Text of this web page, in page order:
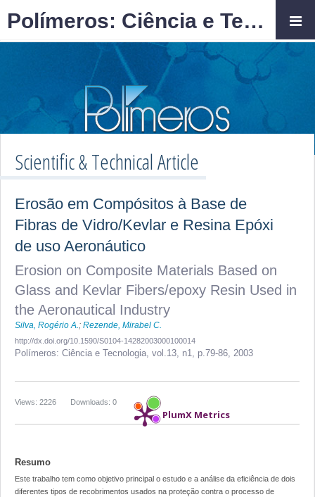
Scientific & Technical Article
Erosão em Compósitos à Base de
Fibras de Vidro/Kevlar e Resina Epóxi
de uso Aeronáutico
Erosion on Composite Materials Based on
Glass and Kevlar Fibers/epoxy Resin Used in
the Aeronautical Industry
Silva, Rogério A.; Rezende, Mirabel C.
http://dx.doi.org/10.1590/S0104-14282003000100014
Polímeros: Ciência e Tecnologia, vol.13, n1, p.79-86, 2003
PlumX Metrics
Downloads: 0
Views: 2226
Resumo
Este trabalho tem como objetivo principal o estudo e a análise da eficiência de dois
diferentes tipos de recobrimentos usados na proteção contra o processo de
Polímeros: Ciência e Tecnologia